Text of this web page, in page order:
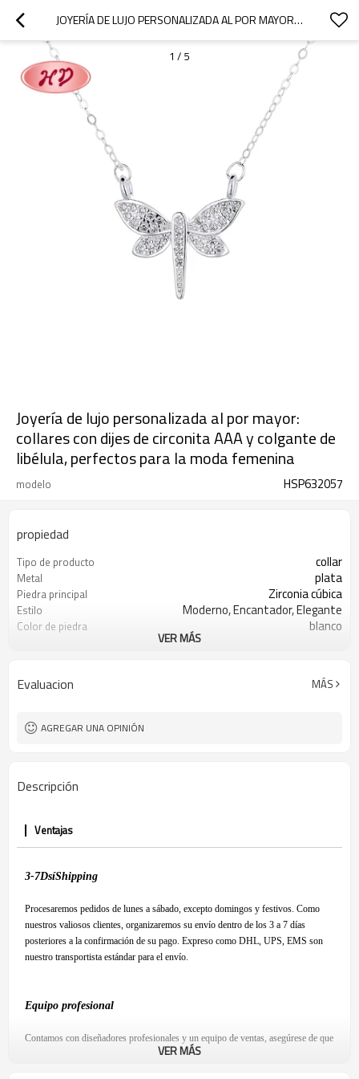
JOYERÍA DE LUJO PERSONALIZADA AL POR MAYOR: COLLARES CON DIJES DE CIRCONITA AAA Y COLGANTE DE LIBÉLULA, PERFECTOS PARA LA MODA FEMENINA
1 / 5
Joyería de lujo personalizada al por mayor:
collares con dijes de circonita AAA y colgante de
libélula, perfectos para la moda femenina
modelo HSP632057
propiedad
Tipo de producto collar
Metal plata
Piedra principal Zirconia cúbica
Estilo Moderno, Encantador, Elegante
Color de piedra blanco
VER MÁS
Evaluacion MÁS
AGREGAR UNA OPINIÓN
Descripción
Ventajas
3-7DsíShipping
Procesaremos pedidos de lunes a sábado, excepto domingos y festivos. Como
nuestros valiosos clientes, organizaremos su envío dentro de los 3 a 7 días
posteriores a la confirmación de su pago. Expreso como DHL, UPS, EMS son
nuestro transportista estándar para el envío.
Equipo profesional
Contamos con diseñadores profesionales y un equipo de ventas, asegúrese de que
esté satisfecho con nuestro producto y tenga una experiencia de compra
VER MÁS